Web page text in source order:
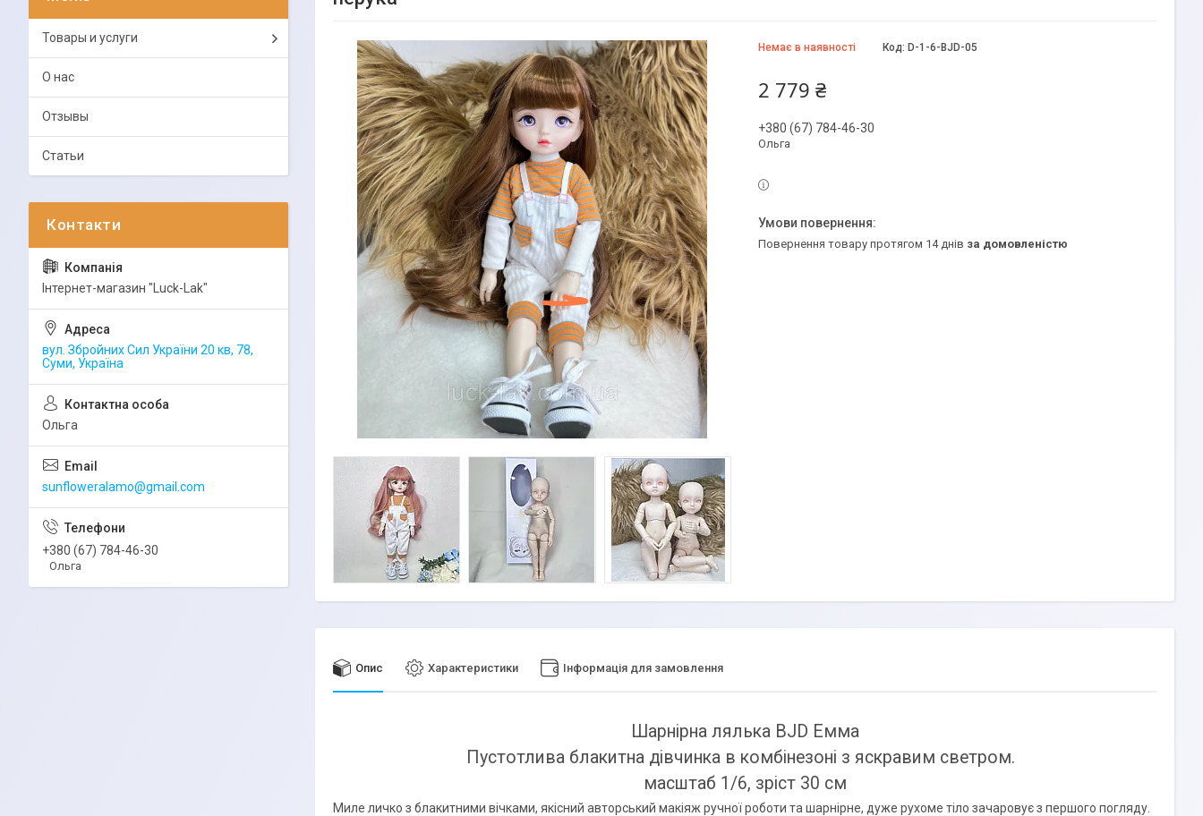
Немає в наявності Код: D-1-6-BJD-05
2 779 ₴
+380 (67) 784-46-30
Ольга
повернення товару протягом 14 днів за домовленістю
Опис Характеристики Інформація для замовлення
Шарнірна лялька BJD Емма
Пустотлива блакитна дівчинка в комбінезоні з яскравим светром.
масштаб 1/6, зріст 30 см
Миле личко з блакитними вічками, якісний авторський макіяж ручної роботи та шарнірне, дуже рухоме тіло зачаровує з першого погляду.
Товары и услуги
О нас
Отзывы
Статьи
Інтернет-магазин "Luck-Lak"
вул. Збройних Сил України 20 кв, 78,
Суми, Україна
Ольга
sunfloweralamo@gmail.com
+380 (67) 784-46-30
Ольга